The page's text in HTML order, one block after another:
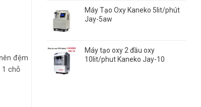
Máy Tạo Oxy Kaneko 5lit/phút
Jay-5aw
Máy tạo oxy 2 đầu oxy
10lit/phut Kaneko Jay-10
đệm
1 chỗ